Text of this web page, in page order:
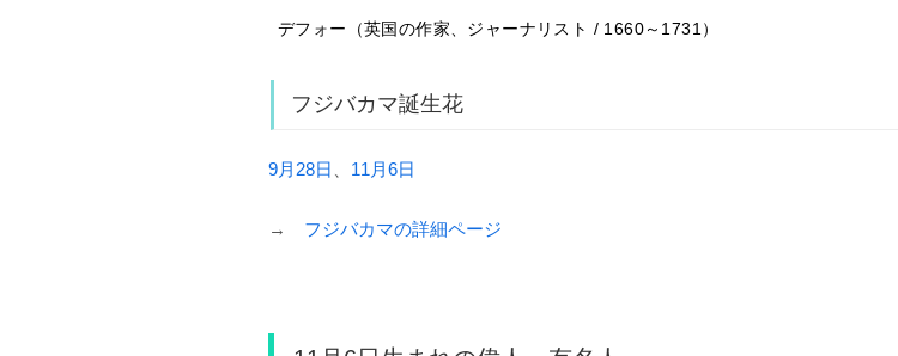
デフォー（英国の作家、ジャーナリスト / 1660～1731）
フジバカマ誕生花
9月28日 11月6日
→ フジバカマの詳細ページ